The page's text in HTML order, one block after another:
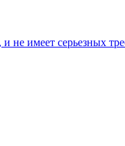
имеет серьезных